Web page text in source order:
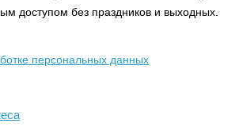
доступом без праздников и выходных.
персональных данных